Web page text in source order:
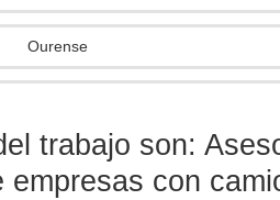
Ourense
trabajo son:
empresas con